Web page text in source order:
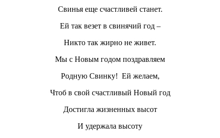
Свинья еще счастливей станет.
Ей так везет в свинячий год –
Никто так жирно не живет.
Мы с Новым годом поздравляем
Родную Свинку! Ей желаем,
Чтоб в свой счастливый Новый год
Достигла жизненных высот
И удержала высоту